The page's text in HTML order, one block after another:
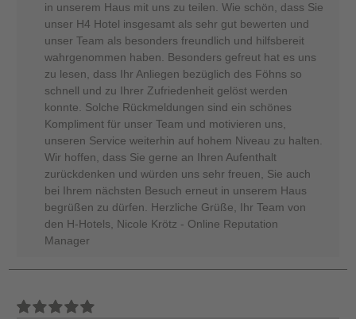
in unserem Haus mit uns zu teilen. Wie schön, dass Sie
unser H4 Hotel insgesamt als sehr gut bewerten und
unser Team als besonders freundlich und hilfsbereit
wahrgenommen haben. Besonders gefreut hat es uns
zu lesen, dass Ihr Anliegen bezüglich des Föhns so
schnell und zu Ihrer Zufriedenheit gelöst werden
konnte. Solche Rückmeldungen sind ein schönes
Kompliment für unser Team und motivieren uns,
unseren Service weiterhin auf hohem Niveau zu halten.
Wir hoffen, dass Sie gerne an Ihren Aufenthalt
zurückdenken und würden uns sehr freuen, Sie auch
bei Ihrem nächsten Besuch erneut in unserem Haus
begrüßen zu dürfen. Herzliche Grüße, Ihr Team von
den H-Hotels, Nicole Krötz - Online Reputation
Manager